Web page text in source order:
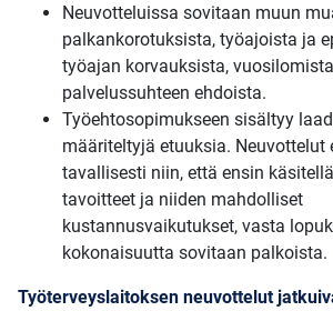
Neuvotteluissa sovitaan muun
palkankorotuksista, työajoista ja
työajan korvauksista,
palvelussuhteen ehdoista.
Työehtosopimukseen sisältyy
määriteltyjä etuuksia. Neuvottelut
tavallisesti niin, että ensin
tavoitteet ja niiden mahdolliset
kustannusvaikutukset, vasta
kokonaisuutta sovitaan palkoista.
Työterveyslaitoksen neuvottelut